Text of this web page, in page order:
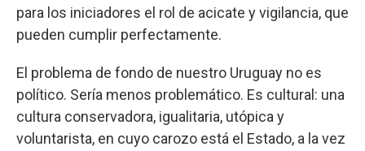
para los iniciadores el rol de acicate y vigilancia, que
pueden cumplir perfectamente.
El problema de fondo de nuestro Uruguay no es
político. Sería menos problemático. Es cultural: una
cultura conservadora, igualitaria, utópica y
voluntarista, en cuyo carozo está el Estado, a la vez